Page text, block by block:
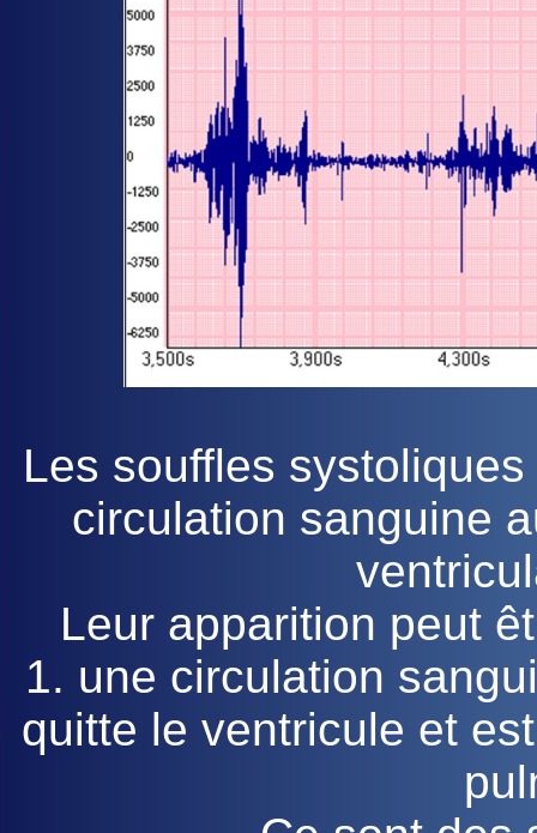
Les souffles
circulation sanguine
Leur apparition peut
1. une circulation
quitte le ventricule et